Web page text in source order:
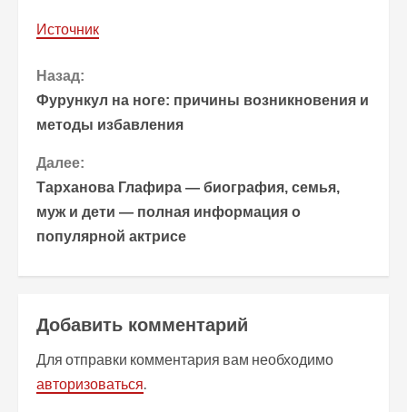
Источник
П
р
о
д
о
л
и
т
Назад:
Фурункул на ноге: причины возникновения и
методы избавления
Далее:
Тарханова Глафира — биография, семья,
муж и дети — полная информация о
популярной актрисе
Добавить комментарий
Для отправки комментария вам необходимо
авторизоваться.